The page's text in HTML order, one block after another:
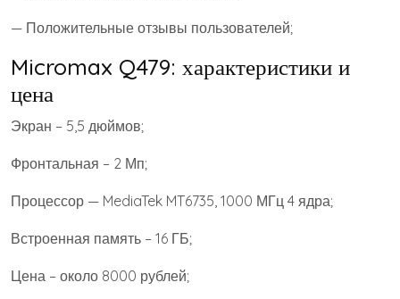
— Положительные отзывы пользователей;
Micromax Q479: характеристики и
цена
Экран – 5,5 дюймов;
Фронтальная – 2 Мп;
Процессор — MediaTek MT6735, 1000 МГц 4 ядра;
Встроенная память – 16 ГБ;
Цена – около 8000 рублей;